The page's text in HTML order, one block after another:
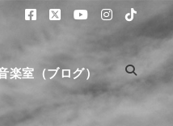
楽室（ブログ）